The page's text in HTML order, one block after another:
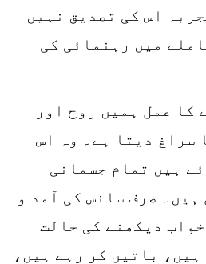
اس کی تصدیق نہیں
میں رہنمائی کی
کا عمل ہمیں روح اور
سراغ دیتا ہے۔ وہ اس
ہیں تمام جسمانی
ہیں۔ صرف سانس کی آمد و
دیکھنے کی حالت
باتیں کر رہے ہیں،